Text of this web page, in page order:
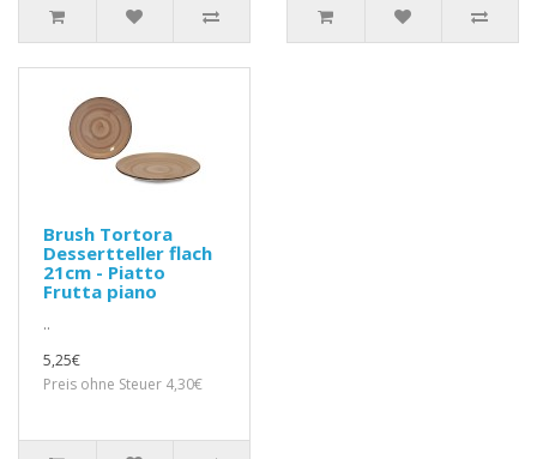
Brush Tortora
Dessertteller flach
21cm - Piatto
Frutta piano
..
5,25€
Preis ohne Steuer 4,30€